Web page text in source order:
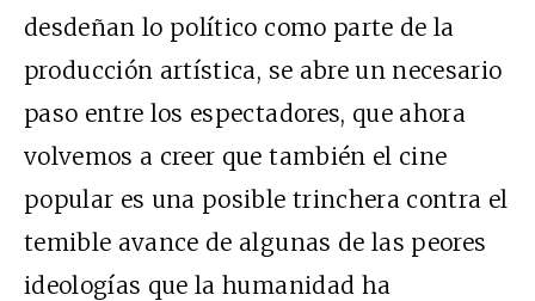
desdeñan lo político como parte de la
producción artística, se abre un necesario
paso entre los espectadores, que ahora
volvemos a creer que también el cine
popular es una posible trinchera contra el
temible avance de algunas de las peores
ideologías que la humanidad ha